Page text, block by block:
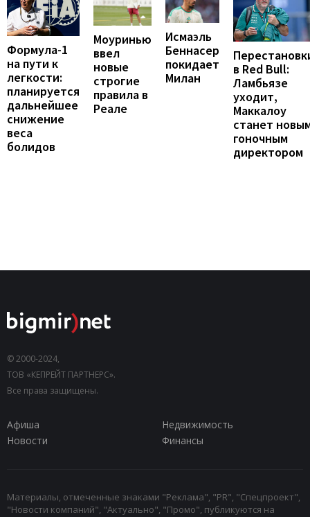
Формула-1
на пути к
легкости:
планируется
дальнейшее
снижение
веса
болидов
Моуринью
ввел
новые
строгие
правила в
Реале
Исмаэль
Беннасер
покидает
Милан
в Red Bull:
Ламбьязе
уходит,
Маккалоу
станет
гоночным
директором
© 2000-2024,
ТОВ «КЕПРЕЙТ ПАРТНЕРС».
Все права защищены.
Афиша
Недвижимость
Новости
Финансы
Материалы, отмеченные знаками "Реклама", "PR", "Спецпроект",
"Новости компаний", "Актуально", "Промо", публикуются на